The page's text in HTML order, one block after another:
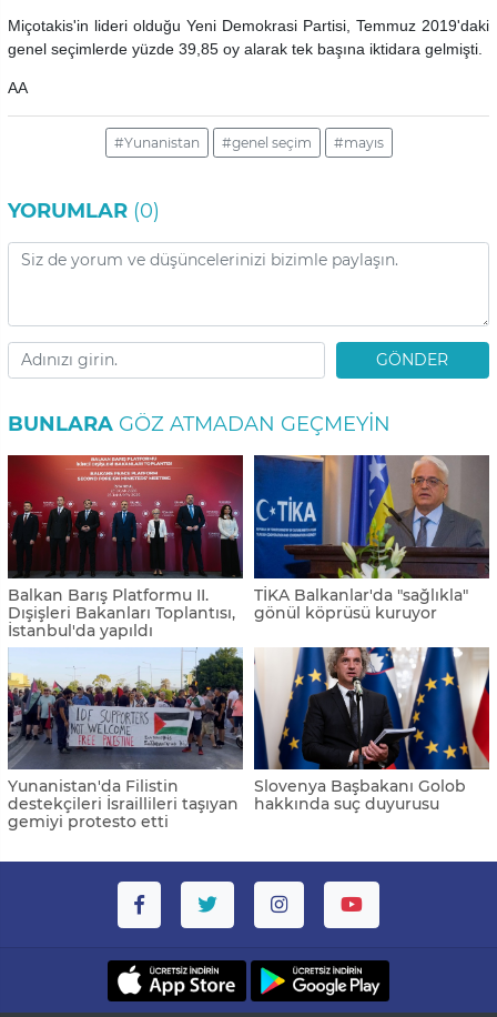
Miçotakis'in lideri olduğu Yeni Demokrasi Partisi, Temmuz 2019'daki
genel seçimlerde yüzde 39,85 oy alarak tek başına iktidara gelmişti.
AA
#Yunanistan #genel seçim #mayıs
YORUMLAR (0)
GÖNDER
BUNLARA GÖZ ATMADAN GEÇMEYIN
Balkan Barış Platformu II.
Dışişleri Bakanları Toplantısı,
İstanbul'da yapıldı
TİKA Balkanlar'da "sağlıkla"
gönül köprüsü kuruyor
Yunanistan'da Filistin
destekçileri İsraillileri taşıyan
gemiyi protesto etti
Slovenya Başbakanı Golob
hakkında suç duyurusu